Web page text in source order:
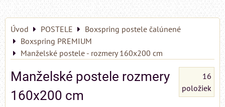
Úvod POSTELE
Boxspring postele čalúnené
Boxspring PREMIUM
Manželské postele - rozmery 160x200 cm
Manželské postele rozmery
160x200 cm
16
položiek